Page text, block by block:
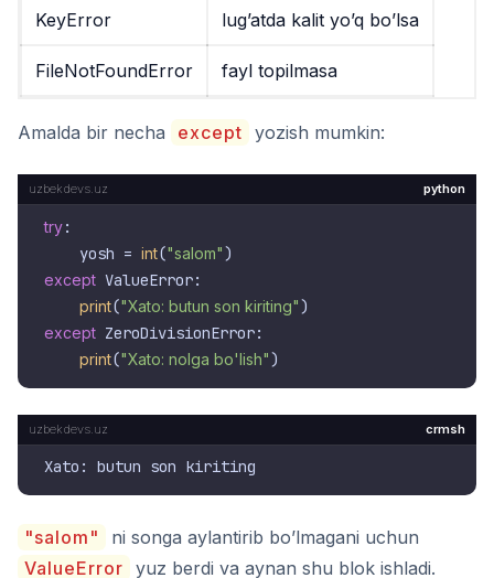
KeyError lug’atda kalit yo’q bo’lsa
FileNotFoundError fayl topilmasa
Amalda bir necha except yozish mumkin:
python
try:
    yosh =
int("salom"
except ValueError:
print("Xato: butun son kiriting"
except ZeroDivisionError:
print("Xato: nolga bo'lish"
crmsh
"salom"
ni songa aylantirib bo’lmagani uchun
ValueError yuz berdi va aynan shu blok ishladi.